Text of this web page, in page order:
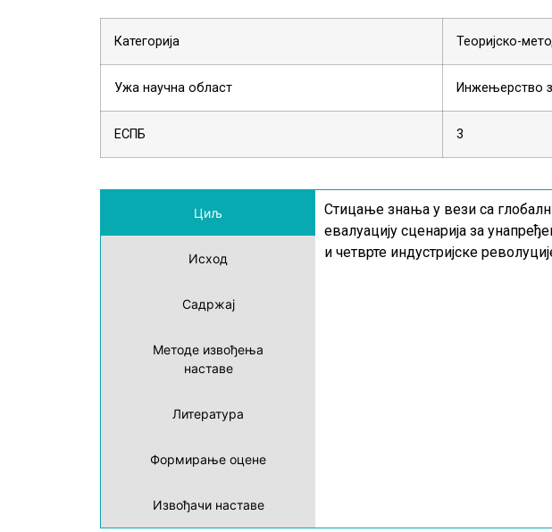
Категорија Теоријско-
Ужа научна област Инжењерство
ЕСПБ 3
Циљ
Исход
Садржај
Методе извођења
наставе
Литература
Формирање оцене
Извођачи наставе
Стицање знања у вези са
евалуацију сценарија за
и четврте индустријске